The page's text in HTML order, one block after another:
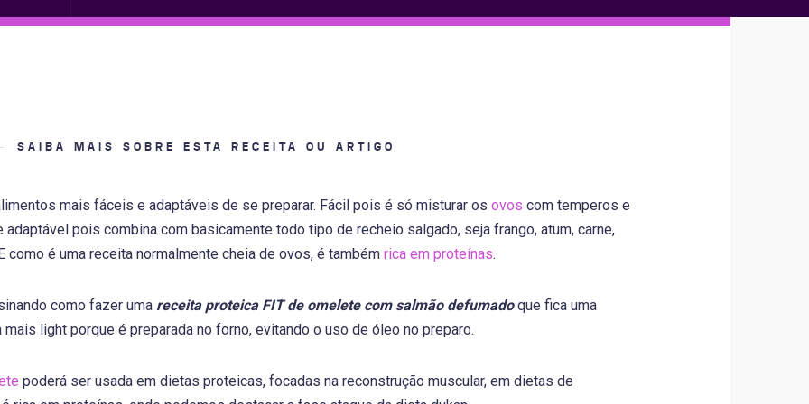
SAIBA MAIS SOBRE ESTA RECEITA OU ARTIGO
mais fáceis e adaptáveis de se preparar. Fácil pois é só misturar os ovos com temperos e
pois combina com basicamente todo tipo de recheio salgado, seja frango, atum, carne,
como é uma receita normalmente cheia de ovos, é também rica em proteínas.
como fazer uma receita proteica FIT de omelete com salmão defumadoque fica uma
mais light porque é preparada no forno, evitando o uso de óleo no preparo.
poderá ser usada em dietas proteicas, focadas na reconstrução muscular, em dietas de